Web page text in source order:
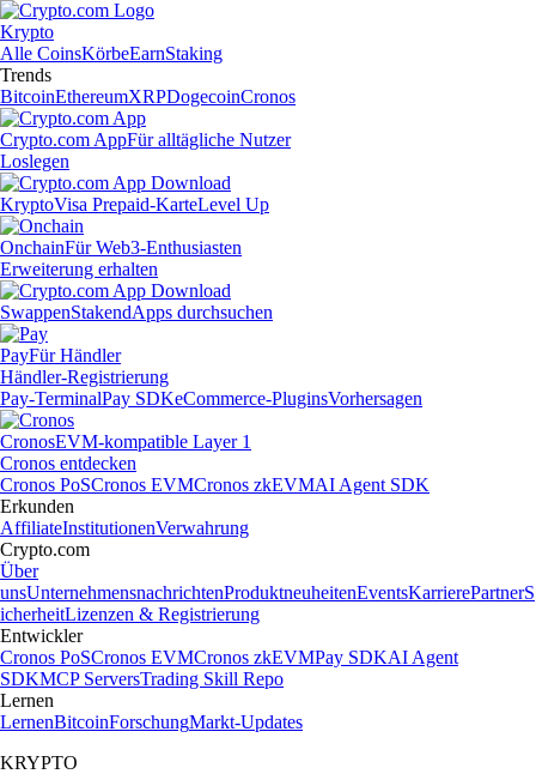
Krypto
Alle CoinsKörbeEarnStaking
Trends
BitcoinEthereumXRPDogecoinCronos
Crypto.com AppFür alltägliche Nutzer
Loslegen
KryptoVisa Prepaid-KarteLevel Up
OnchainFür Web3-Enthusiasten
Erweiterung erhalten
SwappenStakendApps durchsuchen
PayFür Händler
Händler-Registrierung
Pay-TerminalPay SDKeCommerce-PluginsVorhersagen
CronosEVM-kompatible Layer 1
Cronos entdecken
Cronos PoSCronos EVMCronos zkEVMAI Agent SDK
Erkunden
AffiliateInstitutionenVerwahrung
Crypto.com
Über
unsUnternehmensnachrichtenProduktneuheitenEventsKarrierePartnerS
icherheitLizenzen & Registrierung
Entwickler
Cronos PoSCronos EVMCronos zkEVMPay SDKAI Agent
SDKMCP ServersTrading Skill Repo
Lernen
LernenBitcoinForschungMarkt-Updates
KRYPTO